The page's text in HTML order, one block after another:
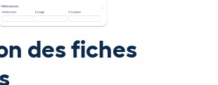
des fiches